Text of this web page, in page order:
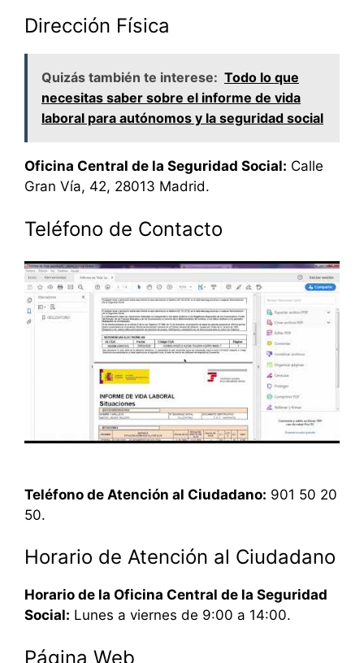
Dirección Física
Quizás también te interese: Todo lo que
necesitas saber sobre el informe de vida
laboral para autónomos y la seguridad social
Oficina Central de la Seguridad Social: Calle
Gran Vía, 42, 28013 Madrid.
Teléfono de Contacto
Teléfono de Atención al Ciudadano: 901 50 20
50.
Horario de Atención al Ciudadano
Horario de la Oficina Central de la Seguridad
Social: Lunes a viernes de 9:00 a 14:00.
Página Web